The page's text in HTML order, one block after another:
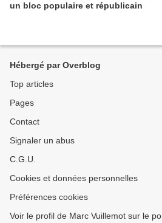
un bloc populaire et républicain
Hébergé par Overblog
Top articles
Pages
Contact
Signaler un abus
C.G.U.
Cookies et données personnelles
Préférences cookies
Voir le profil de Marc Vuillemot sur le